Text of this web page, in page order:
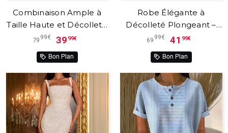
Combinaison Ample à
Taille Haute et Décolleté
en V – Calyra™
7999€ 39 99€
Bon Plan
Robe Élégante à
Décolleté Plongeant –
Kristine™
6999€ 41 99€
Bon Plan